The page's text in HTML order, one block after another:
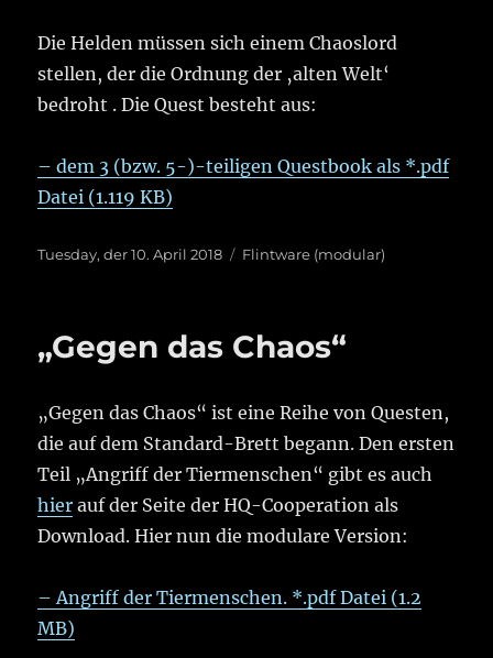
Die Helden müssen sich einem Chaoslord
stellen, der die Ordnung der ‚alten Welt‘
bedroht . Die Quest besteht aus:
– dem 3 (bzw. 5-)-teiligen Questbook als *.pdf
Datei (1.119 KB)
Veröffentlicht
Tuesday, der 10. April 2018 Kategorien
Flintware (modular)
„Gegen das Chaos“
„Gegen das Chaos“ ist eine Reihe von Questen,
die auf dem Standard-Brett begann. Den ersten
Teil „Angriff der Tiermenschen“ gibt es auch
hier auf der Seite der HQ-Cooperation als
Download. Hier nun die modulare Version:
– Angriff der Tiermenschen. *.pdf Datei (1.2
MB)